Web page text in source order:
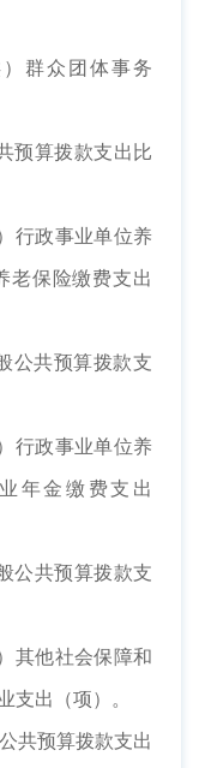
群众团体事务
算拨款支出比
政事业单位养
老保险缴费支出
共预算拨款支
政事业单位养
年金缴费支出
共预算拨款支
他社会保障和
支出（项）。
预算拨款支出